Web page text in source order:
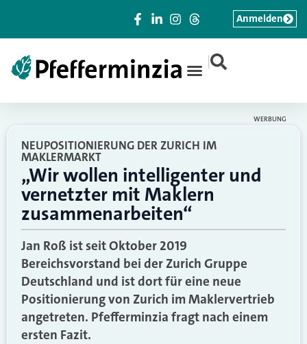
|
Anmelden
WERBUNG
NEUPOSITIONIERUNG DER ZURICH IM
MAKLERMARKT
„Wir wollen intelligenter und
vernetzter mit Maklern
zusammenarbeiten“
Jan Roß ist seit Oktober 2019
Bereichsvorstand bei der Zurich Gruppe
Deutschland und ist dort für eine neue
Positionierung von Zurich im Maklervertrieb
angetreten. Pfefferminzia fragt nach einem
ersten Fazit.